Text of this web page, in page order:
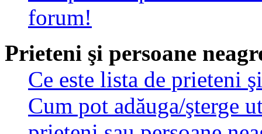
forum!
Prieteni şi persoane
Ce este lista de prieteni
Cum pot adăuga/şterge